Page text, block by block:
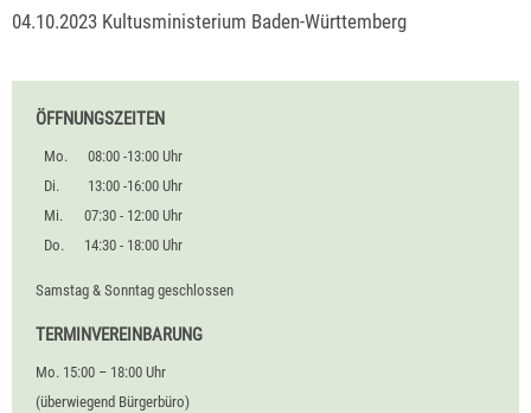
04.10.2023 Kultusministerium Baden-Württemberg
ÖFFNUNGSZEITEN
Mo.
08:00 -13:00 Uhr
Di.
13:00 -16:00 Uhr
Mi.
07:30 - 12:00 Uhr
Do.
14:30 - 18:00 Uhr
Samstag & Sonntag geschlossen
TERMINVEREINBARUNG
Mo. 15:00 – 18:00 Uhr
(überwiegend Bürgerbüro)